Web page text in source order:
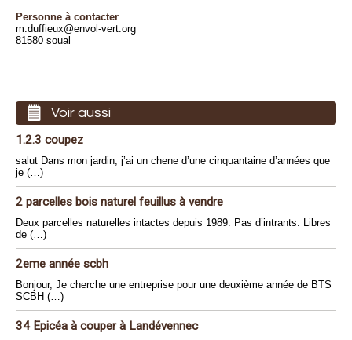
Personne à contacter
m.duffieux@envol-vert.org
81580 soual
Voir aussi
1.2.3 coupez
salut Dans mon jardin, j’ai un chene d’une cinquantaine d’années que
je (…)
2 parcelles bois naturel feuillus à vendre
Deux parcelles naturelles intactes depuis 1989. Pas d’intrants. Libres
de (…)
2eme année scbh
Bonjour, Je cherche une entreprise pour une deuxième année de BTS
SCBH (…)
34 Epicéa à couper à Landévennec